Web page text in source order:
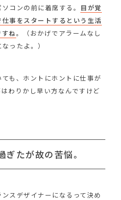
コンの前に着席する。 目が覚
事をスタートするという生活
ね。（おかげでアラームなし
ったよ。）
も、ホントにホントに仕事が
わりかし早い方なんですけど
たが故の苦悩。
スデザイナーになるって決め